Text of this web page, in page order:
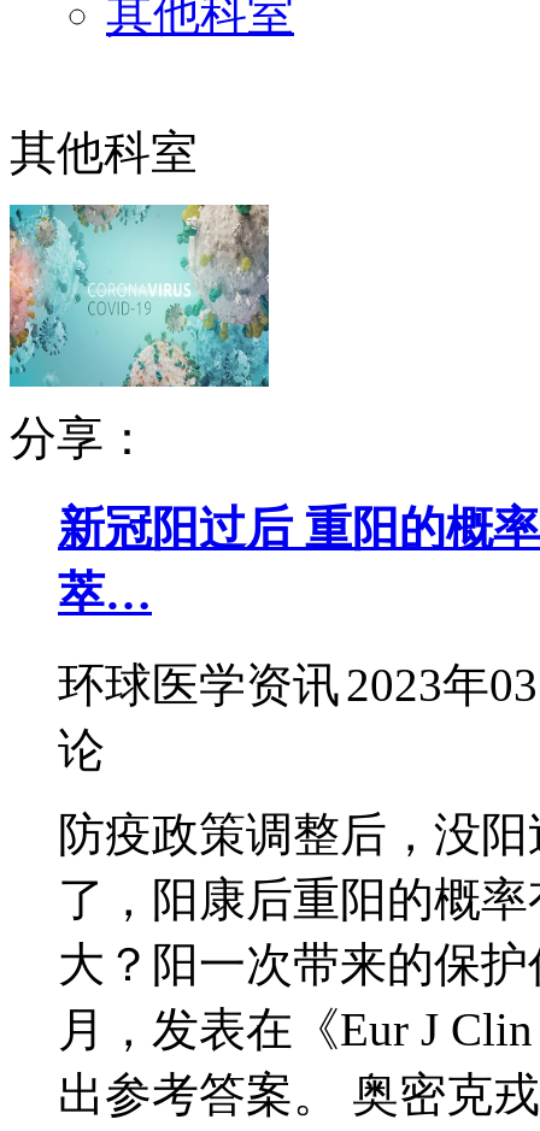
其他科室
其他科室
分享：
新冠阳过后 重阳的概
萃…
环球医学资讯2023年
论
防疫政策调整后，没
了，阳康后重阳的概
大？阳一次带来的保
月，发表在《Eur J
出参考答案。 奥密克